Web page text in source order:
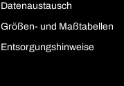
Datenaustausch
Größen- und Maßtabellen
Entsorgungshinweise